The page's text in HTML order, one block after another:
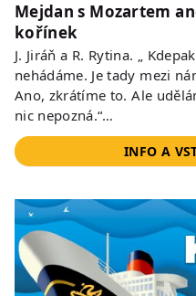
Mejdan s Mozartem
kořínek
J. Jiráň a R. Rytina. „
nehádáme. Je tady mezi
Ano, zkrátíme to. Ale
nic nepozná.“…
INFO A